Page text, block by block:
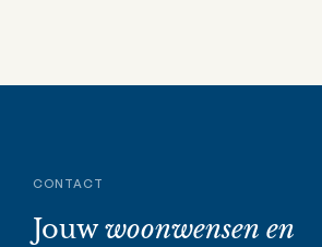
CONTACT
Jouwwoonwensen en